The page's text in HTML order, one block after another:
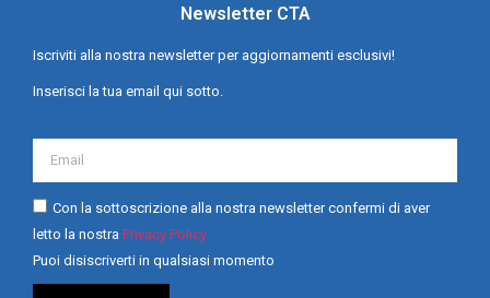
Newsletter CTA
Iscriviti alla nostra newsletter per aggiornamenti esclusivi!
Inserisci la tua email qui sotto.
Con la sottoscrizione alla nostra newsletter confermi di aver
letto la nostra Privacy Policy
Puoi disiscriverti in qualsiasi momento